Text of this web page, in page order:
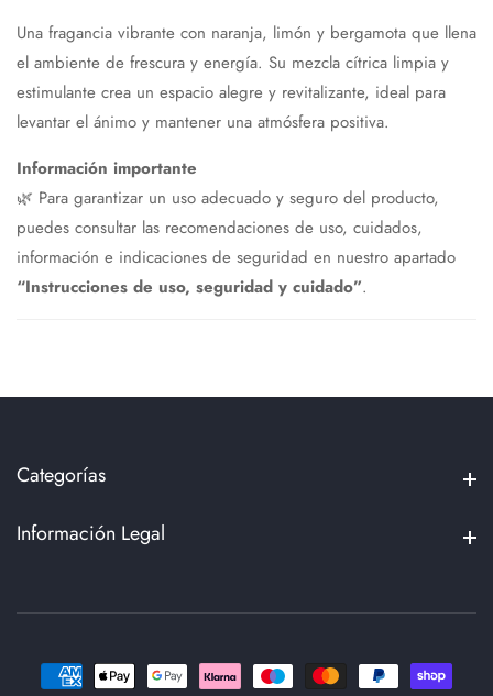
Una fragancia vibrante con naranja, limón y bergamota que llena
el ambiente de frescura y energía. Su mezcla cítrica limpia y
estimulante crea un espacio alegre y revitalizante, ideal para
levantar el ánimo y mantener una atmósfera positiva.
Información importante
🌿 Para garantizar un uso adecuado y seguro del producto,
puedes consultar las recomendaciones de uso, cuidados,
información e indicaciones de seguridad en nuestro apartado
“Instrucciones de uso, seguridad y cuidado”.
Categorías
Información Legal